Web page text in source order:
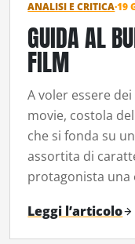
ANALISI E CRITICA·19
GUIDA AL
FILM
A voler essere
movie, costola
che si fonda su
assortita di
protagonista
Leggi l’articolo